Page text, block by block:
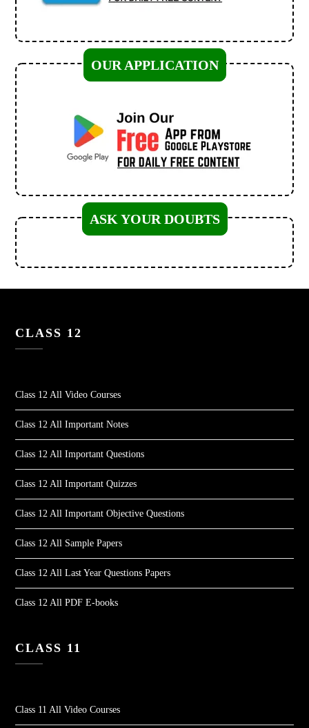
OUR APPLICATION
ASK YOUR DOUBTS
CLASS 12
Class 12 All Video Courses
Class 12 All Important Notes
Class 12 All Important Questions
Class 12 All Important Quizzes
Class 12 All Important Objective Questions
Class 12 All Sample Papers
Class 12 All Last Year Questions Papers
Class 12 All PDF E-books
CLASS 11
Class 11 All Video Courses